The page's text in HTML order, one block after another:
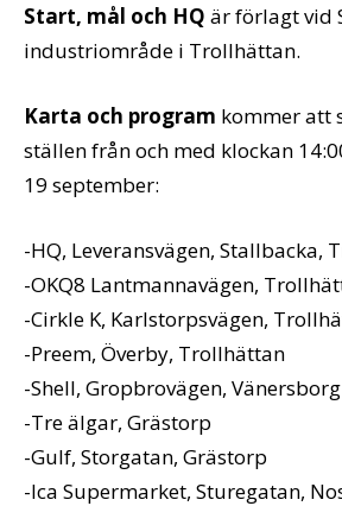
Start, mål och HQ är förlagt vid
industriområde i Trollhättan.
Karta och program kommer att
ställen från och med klockan
19 september:
-HQ, Leveransvägen, Stallbacka,
-OKQ8 Lantmannavägen,
-Cirkle K, Karlstorpsvägen,
-Preem, Överby, Trollhättan
-Shell, Gropbrovägen, Vänersborg
-Tre älgar, Grästorp
-Gulf, Storgatan, Grästorp
-Ica Supermarket, Sturegatan,